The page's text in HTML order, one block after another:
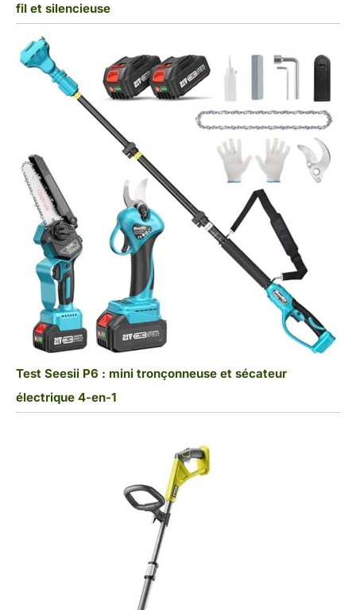
fil et silencieuse
Test Seesii P6 : mini tronçonneuse et sécateur
électrique 4-en-1